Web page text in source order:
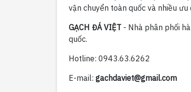
vận chuyển toàn quốc và nhiều
GẠCH ĐÁ VIỆT - Nhà phân phối
quốc.
Hotline: 0943.63.6262
E-mail: gachdaviet@gmail.com